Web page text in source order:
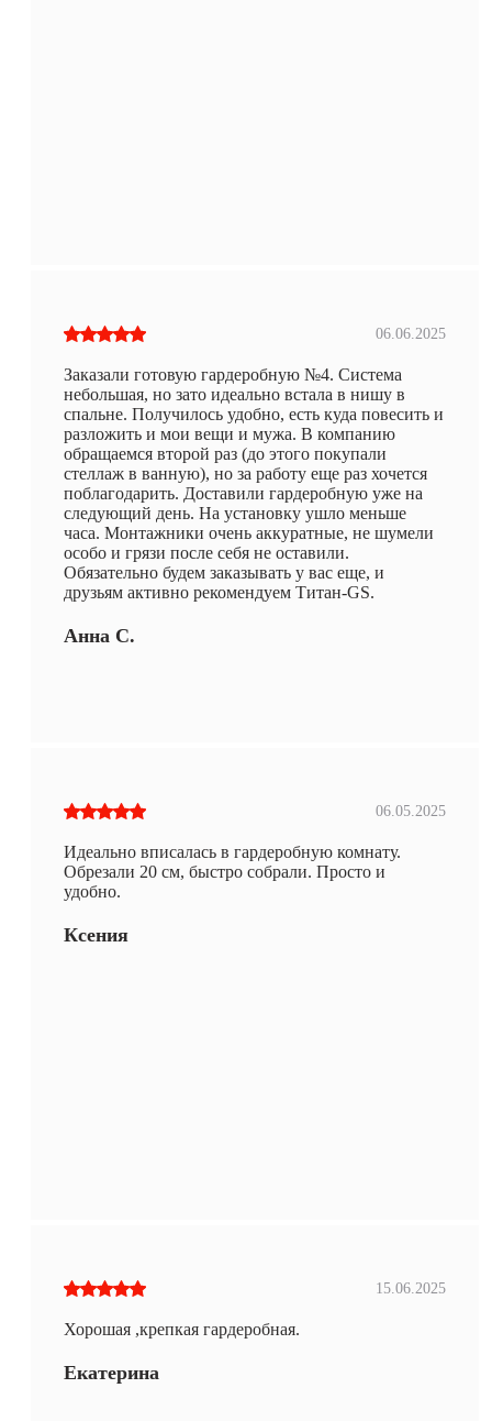
06.06.2025
Заказали готовую гардеробную №4. Система
небольшая, но зато идеально встала в нишу в
спальне. Получилось удобно, есть куда повесить и
разложить и мои вещи и мужа. В компанию
обращаемся второй раз (до этого покупали
стеллаж в ванную), но за работу еще раз хочется
поблагодарить. Доставили гардеробную уже на
следующий день. На установку ушло меньше
часа. Монтажники очень аккуратные, не шумели
особо и грязи после себя не оставили.
Обязательно будем заказывать у вас еще, и
друзьям активно рекомендуем Титан-GS.
Анна С.
06.05.2025
Идеально вписалась в гардеробную комнату.
Обрезали 20 см, быстро собрали. Просто и
удобно.
Ксения
15.06.2025
Хорошая ,крепкая гардеробная.
Екатерина